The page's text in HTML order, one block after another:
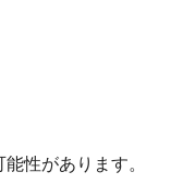
性があります。